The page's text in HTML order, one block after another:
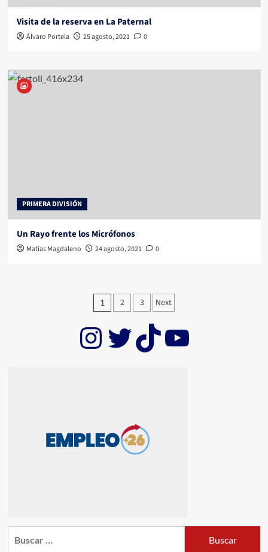
Visita de la reserva en La Paternal
Álvaro Portela 25 agosto, 2021 0
PRIMERA DIVISIÓN
Un Rayo frente los Micrófonos
Matías Magdaleno 24 agosto, 2021 0
Paginación
de
entradas
1 2 3 Next
Instagram
Twitter
TikTok